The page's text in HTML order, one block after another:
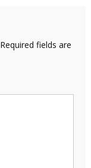
Required fields are